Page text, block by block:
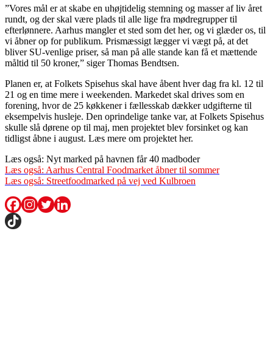
”Vores mål er at skabe en uhøjtidelig stemning og masser af liv året
rundt, og der skal være plads til alle lige fra mødregrupper til
efterlønnere. Aarhus mangler et sted som det her, og vi glæder os, til
vi åbner op for publikum. Prismæssigt lægger vi vægt på, at det
bliver SU-venlige priser, så man på alle stande kan få et mættende
måltid til 50 kroner,” siger Thomas Bendtsen.
Planen er, at Folkets Spisehus skal have åbent hver dag fra kl. 12 til
21 og en time mere i weekenden. Markedet skal drives som en
forening, hvor de 25 køkkener i fællesskab dækker udgifterne til
eksempelvis husleje. Den oprindelige tanke var, at Folkets Spisehus
skulle slå dørene op til maj, men projektet blev forsinket og kan
tidligst åbne i august. Læs mere om projektet her.
Læs også: Nyt marked på havnen får 40 madboder
Læs også: Aarhus Central Foodmarket åbner til sommer
Læs også: Streetfoodmarked på vej ved Kulbroen